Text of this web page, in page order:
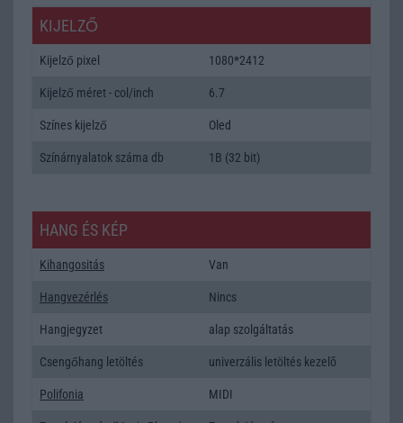
KIJELZŐ
Kijelző pixel 1080*2412
Kijelző méret - col/inch 6.7
Színes kijelző Oled
Színárnyalatok száma db 1B (32 bit)
HANG ÉS KÉP
Kihangositás Van
Hangvezérlés Nincs
Hangjegyzet alap szolgáltatás
Csengőhang letöltés univerzális letöltés kezelõ
Polifonia MIDI